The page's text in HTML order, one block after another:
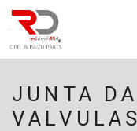
JUNTA
VALVULAS